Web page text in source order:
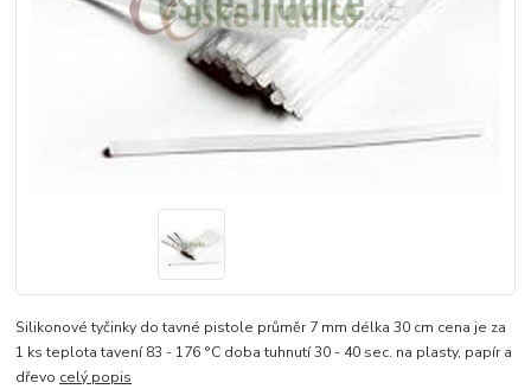
Silikonové tyčinky do tavné pistole průměr 7 mm délka 30 cm cena je za
1 ks teplota tavení 83 - 176 °C doba tuhnutí 30 - 40 sec. na plasty, papír a
dřevo celý popis